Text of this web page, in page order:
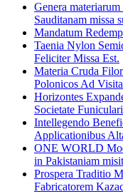
Genera
Sauditanam missa
Mandatum
Taenia Nylon
Feliciter Missa Est.
Materia Cruda
Polonicos Ad
Horizontes
Societate
Intellegendo
Applicationibus
ONE WORLD
in Pakistaniam
Prospera Traditio
Fabricatorem